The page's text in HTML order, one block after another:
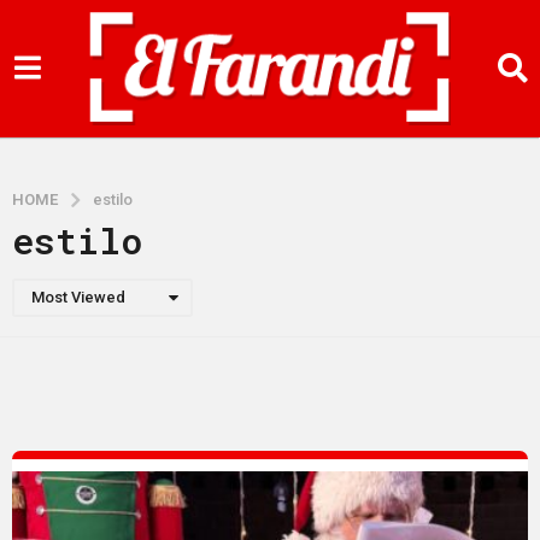
HOME estilo
estilo
Most Viewed